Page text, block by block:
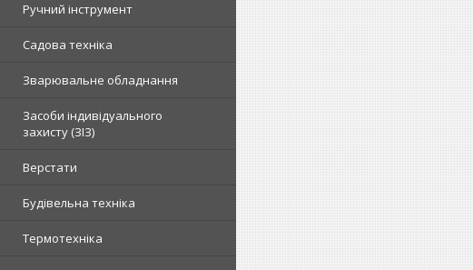
Ручний інструмент
Садова техніка
Зварювальне обладнання
Засоби індивідуального
захисту (ЗІЗ)
Верстати
Будівельна техніка
Термотехніка